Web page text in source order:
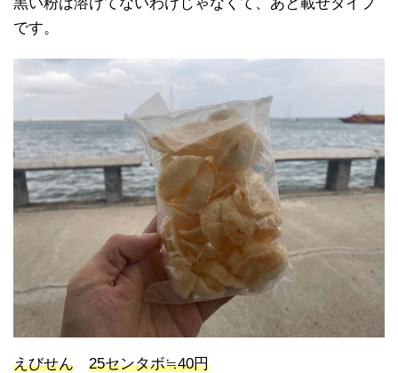
黒い粉は溶けてないわけじゃなくて、あと載せタイプ
です。
えびせん 25センタボ≒40円